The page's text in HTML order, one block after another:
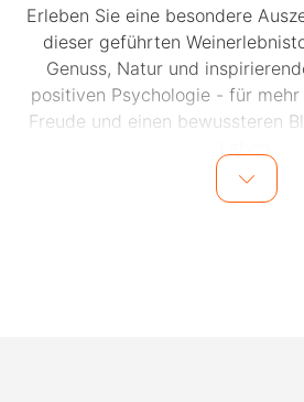
Erleben Sie eine besondere
dieser geführten
Genuss, Natur und
positiven Psychologie - für mehr
Freude und einen bewussteren
Geführte Weinerlebnistour mit